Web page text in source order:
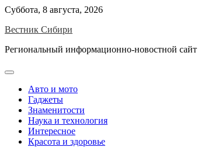
Skip
content
Суббота, 8 августа, 2026
Вестник Сибири
Региональный информационно-новостной сайт
Авто и мото
Гаджеты
Знаменитости
Наука и технология
Интересное
Красота и здоровье